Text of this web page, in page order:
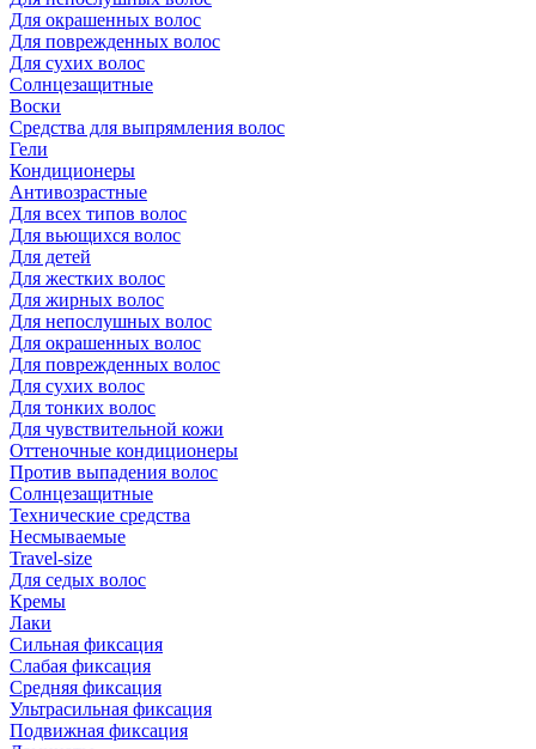
Для окрашенных волос
Для поврежденных волос
Для сухих волос
Солнцезащитные
Воски
Средства для выпрямления волос
Гели
Кондиционеры
Антивозрастные
Для всех типов волос
Для вьющихся волос
Для детей
Для жестких волос
Для жирных волос
Для непослушных волос
Для окрашенных волос
Для поврежденных волос
Для сухих волос
Для тонких волос
Для чувствительной кожи
Оттеночные кондиционеры
Против выпадения волос
Солнцезащитные
Технические средства
Несмываемые
Travel-size
Для седых волос
Кремы
Лаки
Сильная фиксация
Слабая фиксация
Средняя фиксация
Ультрасильная фиксация
Подвижная фиксация